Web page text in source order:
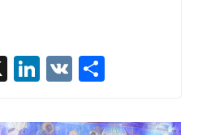
X Li
k
V
п